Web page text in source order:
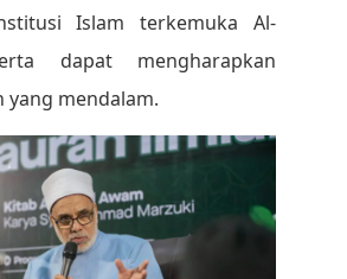
Islam terkemuka Al-
dapat mengharapkan
yang mendalam.